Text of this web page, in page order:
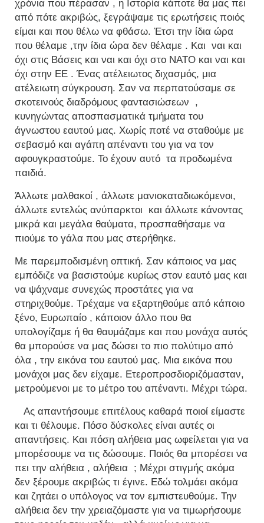
χρόνια που πέρασαν , η Ιστορία κάποτε θα μας πει
από πότε ακριβώς, ξεγράψαμε τις ερωτήσεις ποιός
είμαι και που θέλω να φθάσω. Έτσι την ίδια ώρα
που θέλαμε ,την ίδια ώρα δεν θέλαμε . Και ναι και
όχι στις Βάσεις και ναι και όχι στο ΝΑΤΟ και ναι και
όχι στην ΕΕ . Ένας ατέλειωτος διχασμός, μια
ατέλειωτη σύγκρουση. Σαν να περπατούσαμε σε
σκοτεινούς διαδρόμους φαντασιώσεων ,
κυνηγώντας αποσπασματικά τμήματα του
άγνωστου εαυτού μας. Χωρίς ποτέ να σταθούμε με
σεβασμό και αγάπη απέναντι του για να τον
αφουγκραστούμε. Το έχουν αυτό τα προδωμένα
παιδιά.
Άλλωτε μαλθακοί , άλλωτε μανιοκαταδιωκόμενοι,
άλλωτε εντελώς ανύπαρκτοι και άλλωτε κάνοντας
μικρά και μεγάλα θαύματα, προσπαθήσαμε να
πιούμε το γάλα που μας στερήθηκε.
Με παρεμποδισμένη οπτική. Σαν κάποιος να μας
εμπόδιζε να βασιστούμε κυρίως στον εαυτό μας και
να ψάχναμε συνεχώς προστάτες για να
στηριχθούμε. Τρέχαμε να εξαρτηθούμε από κάποιο
ξένο, Ευρωπαίο , κάποιον άλλο που θα
υπολογίζαμε ή θα θαυμάζαμε και που μονάχα αυτός
θα μπορούσε να μας δώσει το πιο πολύτιμο από
όλα , την εικόνα του εαυτού μας. Μια εικόνα που
μονάχοι μας δεν είχαμε. Ετεροπροσδιοριζόμασταν,
μετρούμενοι με το μέτρο του απέναντι. Μέχρι τώρα.
Ας απαντήσουμε επιτέλους καθαρά ποιοί είμαστε
και τι θέλουμε. Πόσο δύσκολες είναι αυτές οι
απαντήσεις. Και πόση αλήθεια μας ωφείλεται για να
μπορέσουμε να τις δώσουμε. Ποιός θα μπορέσει να
πει την αλήθεια , αλήθεια ; Μέχρι στιγμής ακόμα
δεν ξέρουμε ακριβώς τι έγινε. Εδώ τολμάει ακόμα
και ζητάει ο υπόλογος να τον εμπιστευθούμε. Την
αλήθεια δεν την χρειαζόμαστε για να τιμωρήσουμε